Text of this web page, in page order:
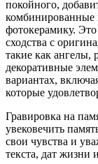
покойного,
комбинированные
фотокерамику. Это
сходства с
такие как ангелы,
декоративные
вариантах,
которые
Гравировка на
увековечить
свои чувства и
текста, дат жизни